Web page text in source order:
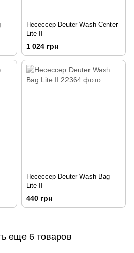
Несесcер Deuter Wash Center
Lite IІ
1 024 грн
Несессер Deuter Wash Bag
Lite ІІ
440 грн
еще 6 товаров